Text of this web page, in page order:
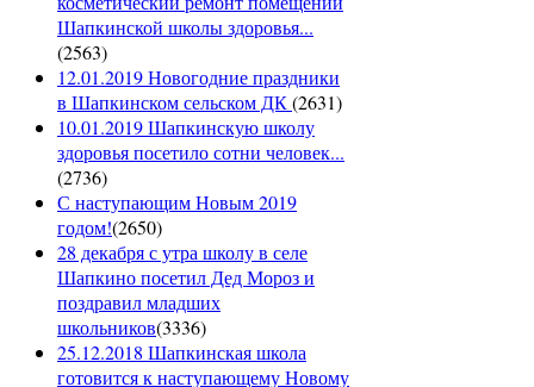
Шапкинской школы здоровья...
(2563)
12.01.2019 Новогодние праздники
в Шапкинском сельском ДК(2631)
10.01.2019 Шапкинскую школу
здоровья посетило сотни человек...
(2736)
С наступающим Новым 2019
годом!(2650)
28 декабря с утра школу в селе
Шапкино посетил Дед Мороз и
поздравил младших
школьников(3336)
25.12.2018 Шапкинская школа
готовится к наступающему Новому